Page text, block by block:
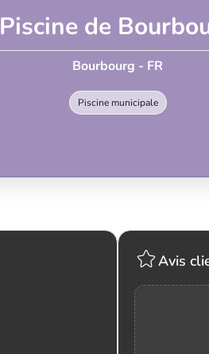
Piscine de
Bourbourg - FR
Piscine municipale
Avis